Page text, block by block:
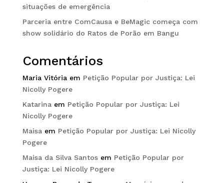
situações de emergência
Parceria entre ComCausa e BeMagic começa com
show solidário do Ratos de Porão em Bangu
Comentários
Maria Vitóriaem Petição Popular por Justiça: Lei
Nicolly Pogere
Katarinaem Petição Popular por Justiça: Lei
Nicolly Pogere
Maisaem Petição Popular por Justiça: Lei Nicolly
Pogere
Maisa da Silva Santosem Petição Popular por
Justiça: Lei Nicolly Pogere